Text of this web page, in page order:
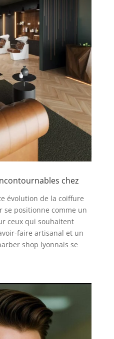
chez
évolution de la coiffure
se positionne comme un
ceux qui souhaitent
faire artisanal et un
shop lyonnais se